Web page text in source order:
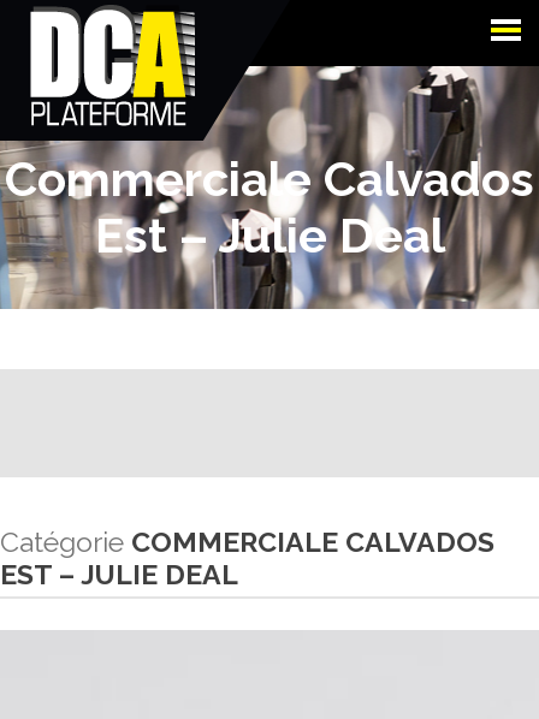
Commerciale Calvados
Est – Julie Deal
Catégorie COMMERCIALE CALVADOS
EST – JULIE DEAL